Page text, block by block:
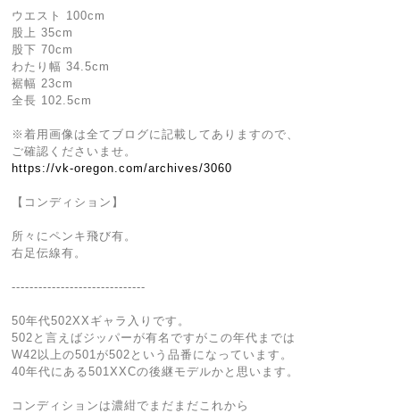
ウエスト 100cm
股上 35cm
股下 70cm
わたり幅 34.5cm
裾幅 23cm
全長 102.5cm
※着用画像は全てブログに記載してありますので、
ご確認くださいませ。
https://vk-oregon.com/archives/3060
【コンディション】
所々にペンキ飛び有。
右足伝線有。
------------------------------
50年代502XXギャラ入りです。
502と言えばジッパーが有名ですがこの年代までは
W42以上の501が502という品番になっています。
40年代にある501XXCの後継モデルかと思います。
コンディションは濃紺でまだまだこれから